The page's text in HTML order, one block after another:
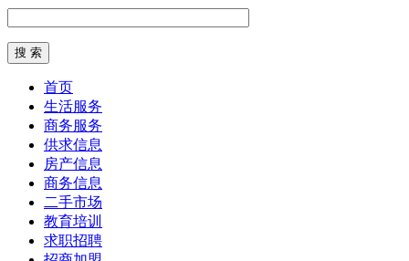
首页
生活服务
商务服务
供求信息
房产信息
商务信息
二手市场
教育培训
求职招聘